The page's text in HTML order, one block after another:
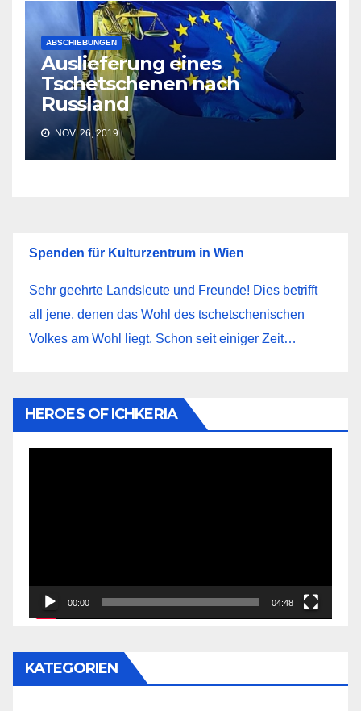
ABSCHIEBUNGEN
Auslieferung eines
Tschetschenen nach
Russland
NOV. 26, 2019
Spenden für Kulturzentrum in Wien
Sehr geehrte Landsleute und Freunde! Dies betrifft
all jene, denen das Wohl des tschetschenischen
Volkes am Wohl liegt. Schon seit einiger Zeit…
HEROES OF ICHKERIA
00:00 04:48
KATEGORIEN